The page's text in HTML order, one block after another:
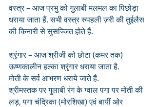
वस्त्र – आज प्रभु को गुलाबी मलमल का पिछोड़ा
धराया जाता हैं. सभी वस्त्र रुपहली ज़री की तुईलैस
की किनारी से सुसज्जित होते हैं.
श्रृंगार – आज श्रीजी को छोटा (कमर तक)
ऊष्णकालीन हल्का श्रृंगार धराया जाता है.
मोती के सर्व आभरण धराये जाते हैं.
श्रीमस्तक पर गुलाबी रंग के ग्वाल पगा पर मोती की
लड़, पगा चंद्रिका (मोरशिखा) एवं बायीं ओर